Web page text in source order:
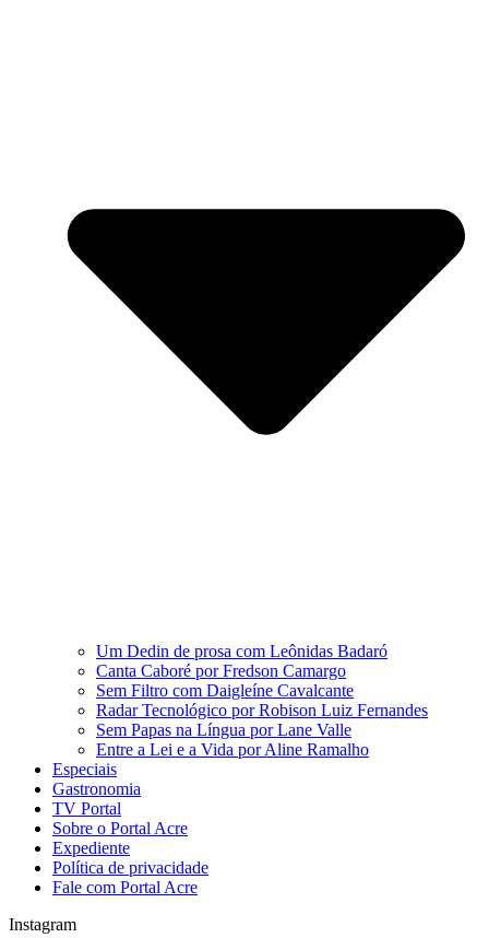
Um Dedin de prosa com Leônidas Badaró
Canta Caboré por Fredson Camargo
Sem Filtro com Daigleíne Cavalcante
Radar Tecnológico por Robison Luiz Fernandes
Sem Papas na Língua por Lane Valle
Entre a Lei e a Vida por Aline Ramalho
Especiais
Gastronomia
TV Portal
Sobre o Portal Acre
Expediente
Política de privacidade
Fale com Portal Acre
Instagram